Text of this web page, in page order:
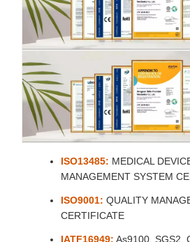
ISO13485: MEDICAL
MANAGEMENT SYSTEM
ISO9001: QUALITY
CERTIFICATE
IATF16949: As9100, SGS2,